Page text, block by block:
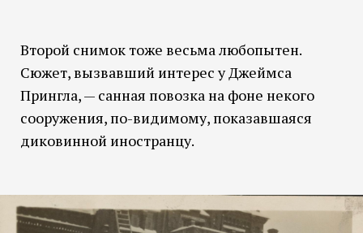
Второй снимок тоже весьма любопытен.
Сюжет, вызвавший интерес у Джеймса
Прингла, — санная повозка на фоне некого
сооружения, по-видимому, показавшаяся
диковинной иностранцу.